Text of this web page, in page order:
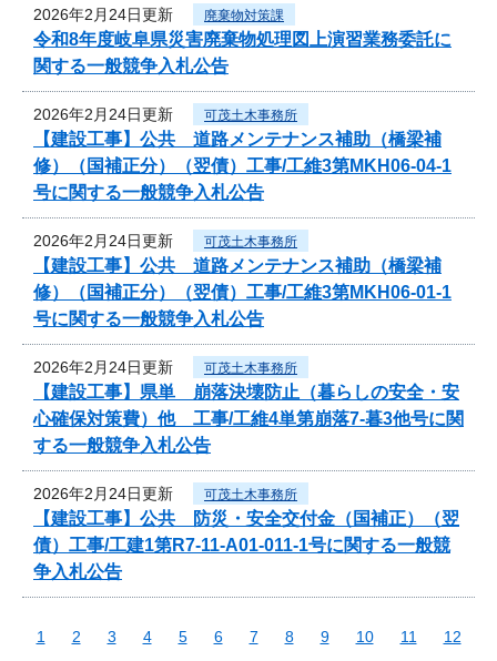
2026年2月24日更新 廃棄物対策課
令和8年度岐阜県災害廃棄物処理図上演習業務委託に
関する一般競争入札公告
2026年2月24日更新 可茂土木事務所
【建設工事】公共 道路メンテナンス補助（橋梁補
修）（国補正分）（翌債）工事/工維3第MKH06-04-1
号に関する一般競争入札公告
2026年2月24日更新 可茂土木事務所
【建設工事】公共 道路メンテナンス補助（橋梁補
修）（国補正分）（翌債）工事/工維3第MKH06-01-1
号に関する一般競争入札公告
2026年2月24日更新 可茂土木事務所
【建設工事】県単 崩落決壊防止（暮らしの安全・安
心確保対策費）他 工事/工維4単第崩落7-暮3他号に関
する一般競争入札公告
2026年2月24日更新 可茂土木事務所
【建設工事】公共 防災・安全交付金（国補正）（翌
債）工事/工建1第R7-11-A01-011-1号に関する一般競
争入札公告
1 2 3 4 5 6 7 8 9 10 11
12